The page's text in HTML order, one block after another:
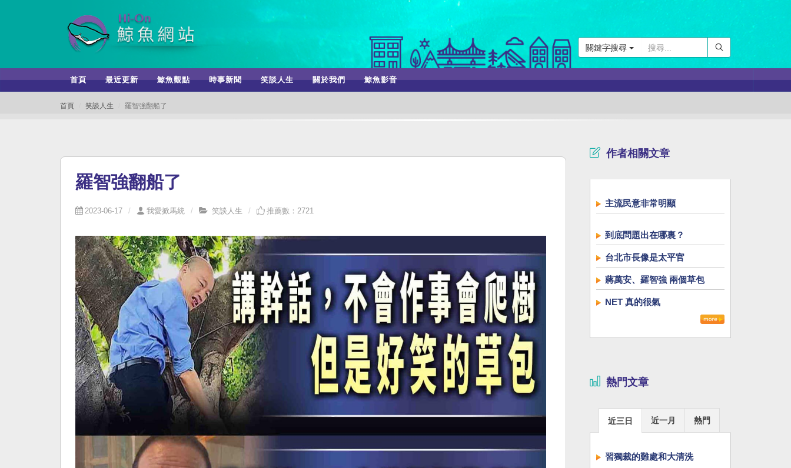
關鍵字搜尋
首頁 最近更新 鯨魚觀點 時事新聞 笑談人生 關於我們 鯨魚影音
首頁 笑談人生 羅智強翻船了
羅智強翻船了
2023-06-17 我愛掀馬統 笑談人生 推薦數：2721
作者相關文章
主流民意非常明顯
到底問題出在哪裏？
台北市長像是太平官
蔣萬安、羅智強 兩個草包
NET 真的很氣
熱門文章
近三日 近一月 熱門
習獨裁的難處和大清洗